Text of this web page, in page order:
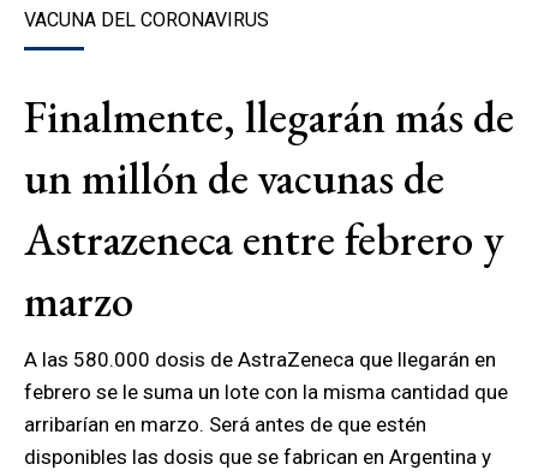
VACUNA DEL CORONAVIRUS
Finalmente, llegarán más de
un millón de vacunas de
Astrazeneca entre febrero y
marzo
A las 580.000 dosis de AstraZeneca que llegarán en
febrero se le suma un lote con la misma cantidad que
arribarían en marzo. Será antes de que estén
disponibles las dosis que se fabrican en Argentina y